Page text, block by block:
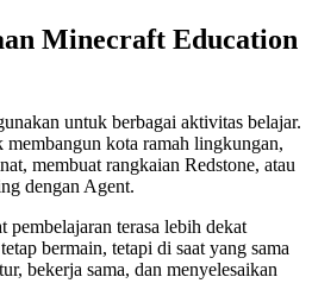
Minecraft Education
untuk berbagai aktivitas belajar.
kota ramah lingkungan,
membuat rangkaian Redstone, atau
dengan Agent.
terasa lebih dekat
bermain, tetapi di saat yang sama
bekerja sama, dan menyelesaikan